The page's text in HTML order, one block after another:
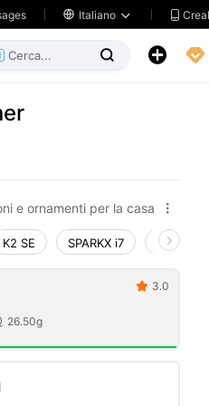
 Italiano  
  
e ornamenti per la casa 
K2 SE SPARKX i7 Creality Hi
26.50g
 3.0